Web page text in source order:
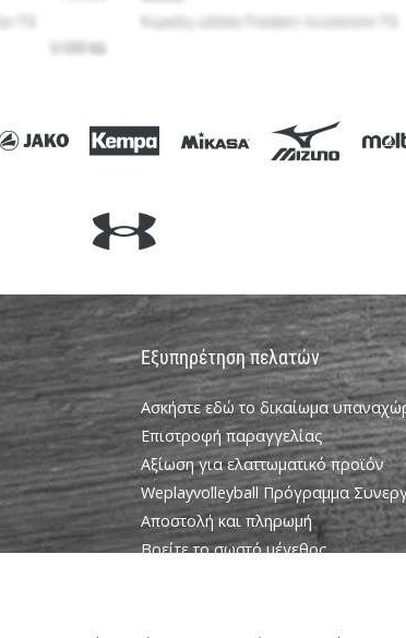
Εξυπηρέτηση πελατών
Ασκήστε εδώ το δικαίωμα
Επιστροφή παραγγελίας
Αξίωση για ελαττωματικό προϊόν
Weplayvolleyball Πρόγραμμα
Αποστολή και πληρωμή
Βρείτε το σωστό μέγεθος
Πολιτική απορρήτου